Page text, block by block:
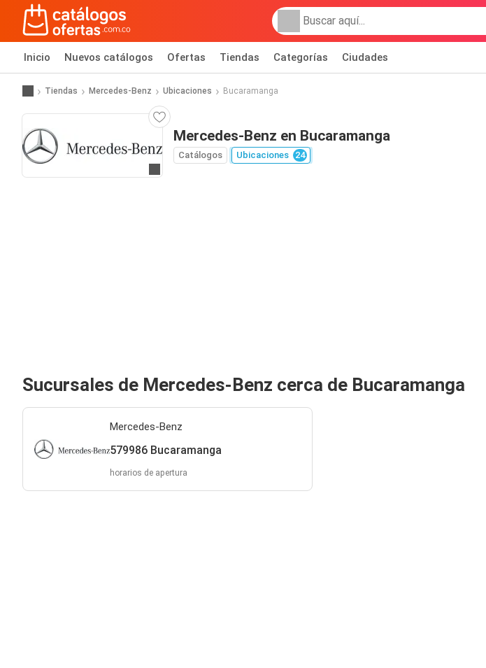
Inicio Nuevos catálogos Ofertas Tiendas Categorías Ciudades
Tiendas Mercedes-Benz Ubicaciones Bucaramanga
Mercedes-Benz en Bucaramanga
Catálogos Ubicaciones 24
Sucursales de Mercedes-Benz cerca de Bucaramanga
Mercedes-Benz
579986 Bucaramanga
horarios de apertura